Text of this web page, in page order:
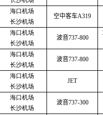
海口机场
长沙机场
空中客车A319
海口机场
长沙机场
波音737-800
海口机场
长沙机场
波音737-800
海口机场
长沙机场
JET
海口机场
长沙机场
波音737-300